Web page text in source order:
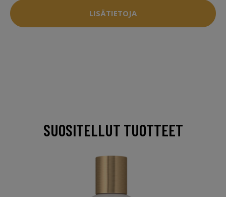
LISÄTIETOJA
SUOSITELLUT TUOTTEET